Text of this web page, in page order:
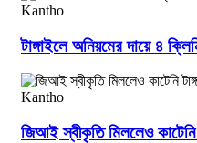
টাঙ্গাইলে অনিয়মের দায়ে ৪
জিআই স্বীকৃতি মিললেও কাটেনি